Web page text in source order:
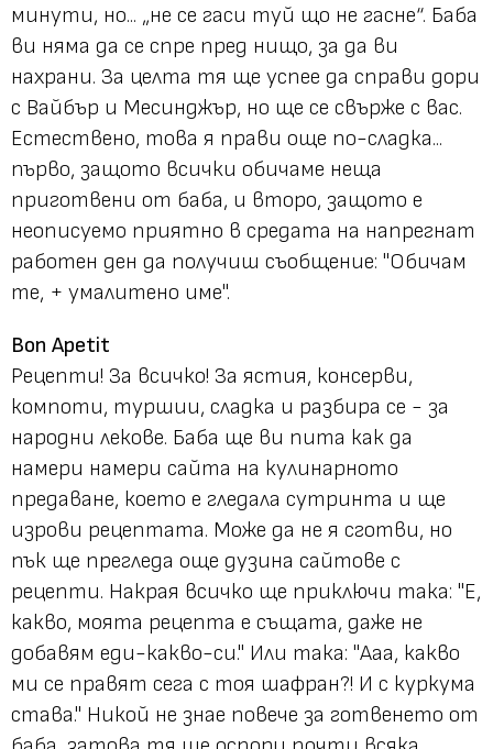
минути, но... „не се гаси туй що не гасне“. Баба
ви няма да се спре пред нищо, за да ви
нахрани. За целта тя ще успее да справи дори
с Вайбър и Месинджър, но ще се свърже с вас.
Естествено, това я прави още по-сладка...
първо, защото всички обичаме неща
приготвени от баба, и второ, защото е
неописуемо приятно в средата на напрегнат
работен ден да получиш съобщение: "Обичам
те, + умалитено име".
Bon Apetit
Рецепти! За всичко! За ястия, консерви,
компоти, туршии, сладка и разбира се - за
народни лекове. Баба ще ви пита как да
намери намери сайта на кулинарното
предаване, което е гледала сутринта и ще
изрови рецептата. Може да не я сготви, но
пък ще прегледа още дузина сайтове с
рецепти. Накрая всичко ще приключи така: "Е,
какво, моята рецепта е същата, даже не
добавям еди-какво-си." Или така: "Ааа, какво
ми се правят сега с тоя шафран?! И с куркума
става." Никой не знае повече за готвенето от